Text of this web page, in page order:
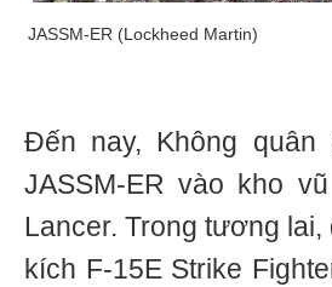
JASSM-ER (Lockheed Martin)
Đến nay, Không
JASSM-ER vào kho
Lancer. Trong tương
kích F-15E Strike